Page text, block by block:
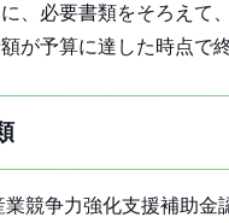
、必要書類をそろえて
が予算に達した時点で
業競争力強化支援補助金